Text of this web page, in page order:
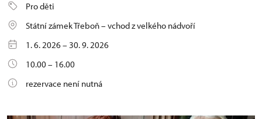
Pro děti
Státní zámek Třeboň – vchod z velkého nádvoří
1. 6. 2026 – 30. 9. 2026
10.00 – 16.00
rezervace není nutná